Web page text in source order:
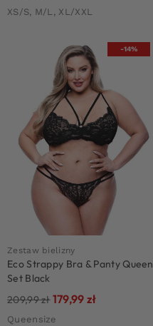
XS/S, M/L, XL/XXL
-14%
Zestaw bielizny
Eco Strappy Bra & Panty Queen
Set Black
209,99zł179,99 zł
Queensize